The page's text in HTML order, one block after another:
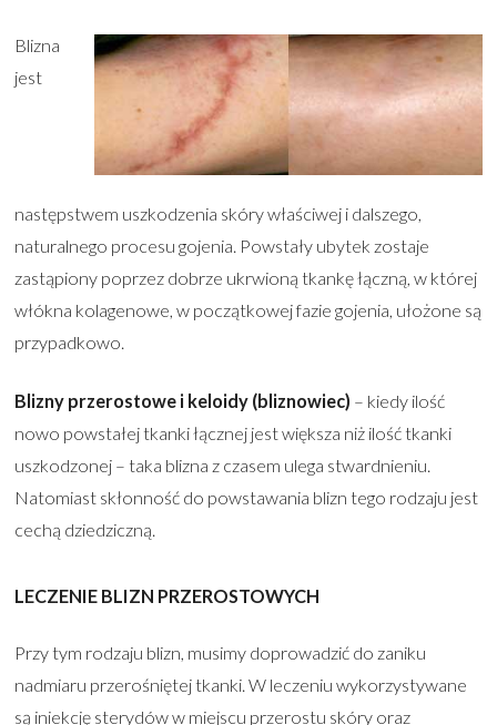
Blizna
jest
następstwem uszkodzenia skóry właściwej i dalszego,
naturalnego procesu gojenia. Powstały ubytek zostaje
zastąpiony poprzez dobrze ukrwioną tkankę łączną, w której
włókna kolagenowe, w początkowej fazie gojenia, ułożone są
przypadkowo.
Blizny przerostowe i keloidy (bliznowiec) – kiedy ilość
nowo powstałej tkanki łącznej jest większa niż ilość tkanki
uszkodzonej – taka blizna z czasem ulega stwardnieniu.
Natomiast skłonność do powstawania blizn tego rodzaju jest
cechą dziedziczną.
LECZENIE BLIZN PRZEROSTOWYCH
Przy tym rodzaju blizn, musimy doprowadzić do zaniku
nadmiaru przerośniętej tkanki. W leczeniu wykorzystywane
są iniekcję sterydów w miejscu przerostu skóry oraz